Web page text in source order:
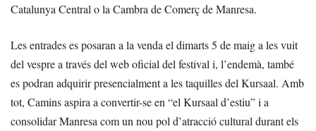
Catalunya Central o la Cambra de Comerç de Manresa.
Les entrades es posaran a la venda el dimarts 5 de maig a les vuit
del vespre a través del web oficial del festival i, l’endemà, també
es podran adquirir presencialment a les taquilles del Kursaal. Amb
tot, Camins aspira a convertir-se en “el Kursaal d’estiu” i a
consolidar Manresa com un nou pol d’atracció cultural durant els